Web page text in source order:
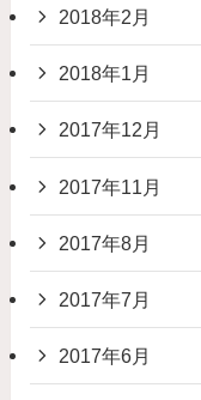
2018年2月
2018年1月
2017年12月
2017年11月
2017年8月
2017年7月
2017年6月